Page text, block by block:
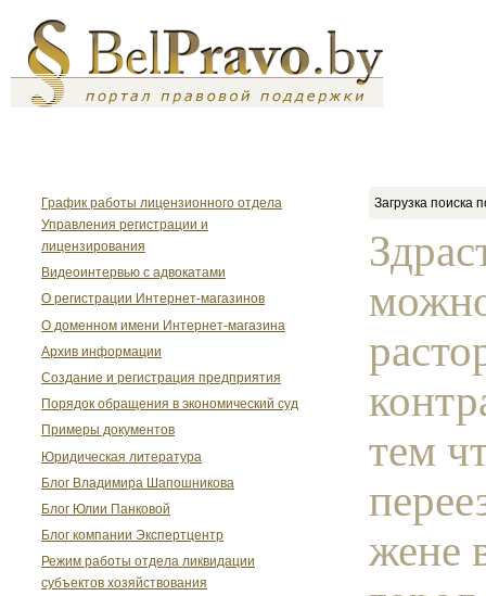
График работы лицензионного отдела
Управления регистрации и
лицензирования
Видеоинтервью с адвокатами
О регистрации Интернет-магазинов
О доменном имени Интернет-магазина
Архив информации
Создание и регистрация предприятия
Порядок обращения в экономический суд
Примеры документов
Юридическая литература
Блог Владимира Шапошникова
Блог Юлии Панковой
Блог компании Экспертцентр
Режим работы отдела ликвидации
субъектов хозяйствования
Загрузка поиска
тем
жене